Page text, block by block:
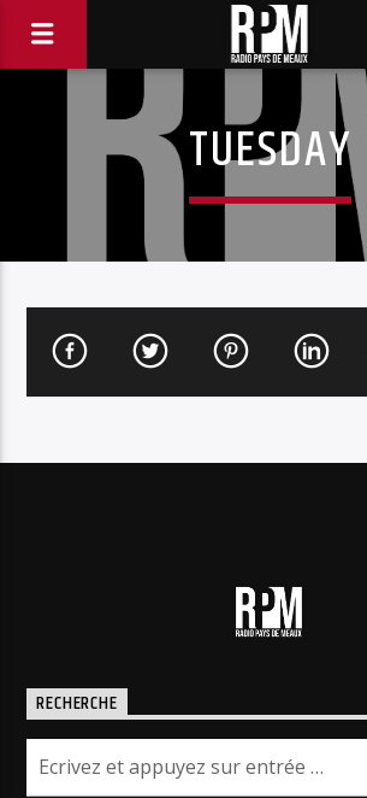
TUESDAY
RECHERCHE